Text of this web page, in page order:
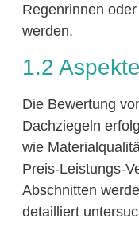
Regenrinnen
werden.
1.2
Die Bewertung
Dachziegeln
wie
Preis-Leistungs-
Abschnitten
detailliert